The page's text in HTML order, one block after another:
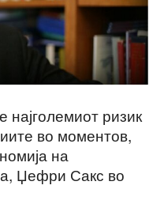
најголемиот ризик
во моментов,
на
Џефри Сакс во